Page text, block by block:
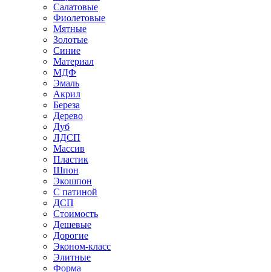
Салатовые
Фиолетовые
Мятные
Золотые
Синие
Материал
МДФ
Эмаль
Акрил
Береза
Дерево
Дуб
ЛДСП
Массив
Пластик
Шпон
Экошпон
С патиной
ДСП
Стоимость
Дешевые
Дорогие
Эконом-класс
Элитные
Форма